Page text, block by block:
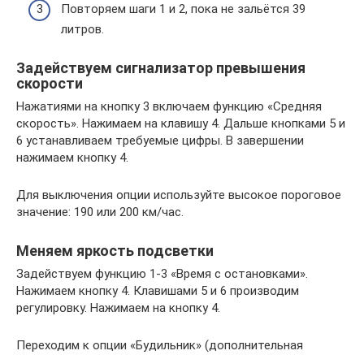
Повторяем шаги 1 и 2, пока не зальётся 39
литров.
Задействуем сигнализатор превышения
скорости
Нажатиями на кнопку 3 включаем функцию «Средняя
скорость». Нажимаем на клавишу 4. Дальше кнопками 5 и
6 устанавливаем требуемые цифры. В завершении
нажимаем кнопку 4.
Для выключения опции используйте высокое пороговое
значение: 190 или 200 км/час.
Меняем яркость подсветки
Задействуем функцию 1-3 «Время с остановками».
Нажимаем кнопку 4. Клавишами 5 и 6 производим
регулировку. Нажимаем на кнопку 4.
Переходим к опции «Будильник» (дополнительная